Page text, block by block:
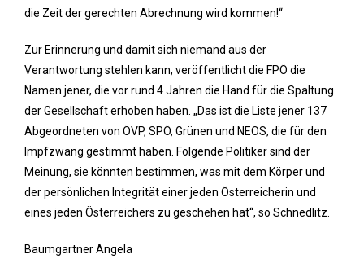
die Zeit der gerechten Abrechnung wird kommen!“
Zur Erinnerung und damit sich niemand aus der
Verantwortung stehlen kann, veröffentlicht die FPÖ die
Namen jener, die vor rund 4 Jahren die Hand für die Spaltung
der Gesellschaft erhoben haben. „Das ist die Liste jener 137
Abgeordneten von ÖVP, SPÖ, Grünen und NEOS, die für den
Impfzwang gestimmt haben. Folgende Politiker sind der
Meinung, sie könnten bestimmen, was mit dem Körper und
der persönlichen Integrität einer jeden Österreicherin und
eines jeden Österreichers zu geschehen hat“, so Schnedlitz.
Baumgartner Angela